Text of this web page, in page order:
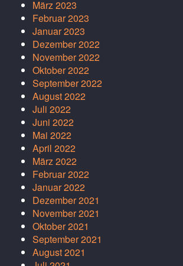
März 2023
Februar 2023
Januar 2023
Dezember 2022
November 2022
Oktober 2022
September 2022
August 2022
Juli 2022
Juni 2022
Mai 2022
April 2022
März 2022
Februar 2022
Januar 2022
Dezember 2021
November 2021
Oktober 2021
September 2021
August 2021